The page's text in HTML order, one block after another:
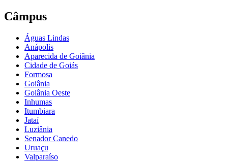
Câmpus
Águas Lindas
Anápolis
Aparecida de Goiânia
Cidade de Goiás
Formosa
Goiânia
Goiânia Oeste
Inhumas
Itumbiara
Jataí
Luziânia
Senador Canedo
Uruaçu
Valparaíso